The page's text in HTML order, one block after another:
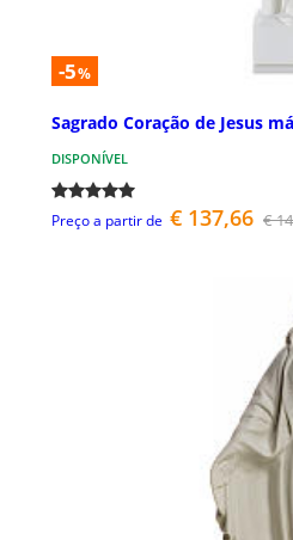
-5%
Sagrado Coração de Jesus
DISPONÍVEL
Preço a partir de € 137,66 €